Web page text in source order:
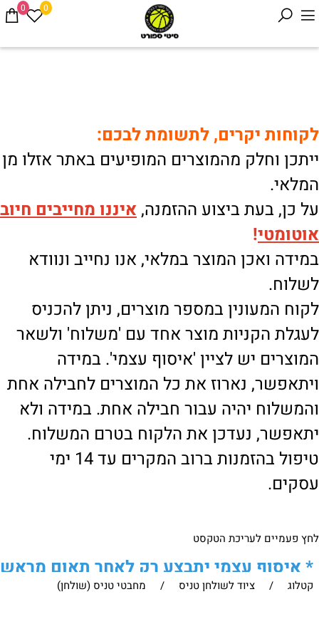
0 0
לקוחות יקרים, לתשומת לבכם:
ייתכן וחלק מהמוצרים המופיעים באתר אזלו מן
המלאי.
על כן, בעת ביצוע ההזמנה, איננו מחייבים חיוב
אוטומטי!
במידה ואכן המוצר במלאי, אנו נחייב ונוודא
לשלוח.
לקוח המעונין במספר מוצרים, ניתן להכניס
לעגלת הקניות מוצר אחד עם 'משלוח' ולשאר
המוצרים יש לציין 'איסוף עצמי'. במידה
ויתאפשר, נארוז את כל המוצרים לחבילה אחת
והמשלוח יהיה עבור חבילה אחת. במידה ולא
יתאפשר, נעדכן את הלקוח בטרם המשלוח.
טיפול בהזמנות ברוב המקרים עד 14 ימי
עסקים.
לחץ פעמיים לעריכת הטקסט
* איסוף עצמי יתבצע רק לאחר תאום מראש
של הלקוח מול נציגנו
קטלוג / ציוד לשולחן טניס / מחבטי טניס (שולחן)